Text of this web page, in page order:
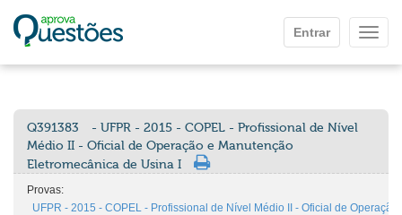
Entrar
Q391383
- UFPR - 2015 - COPEL - Profissional de Nível
Médio II - Oficial de Operação e Manutenção
Eletromecânica de Usina I
Provas:
UFPR - 2015 - COPEL - Profissional de Nível Médio II - Oficial de